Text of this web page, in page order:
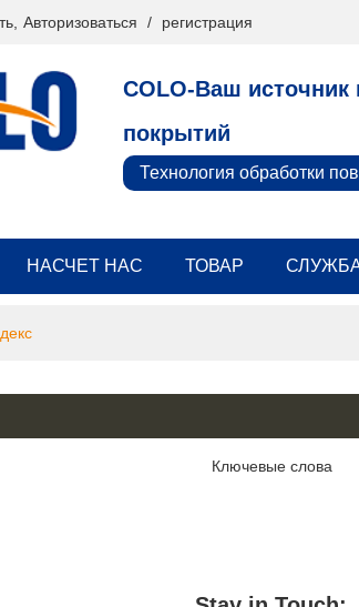
Авторизоваться / регистрация
COLO-Ваш
покрытий
Технология обработки
НАСЧЕТ НАС ТОВАР
Ключевые слова